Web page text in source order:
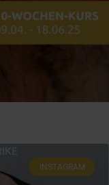
INSTAGRAM